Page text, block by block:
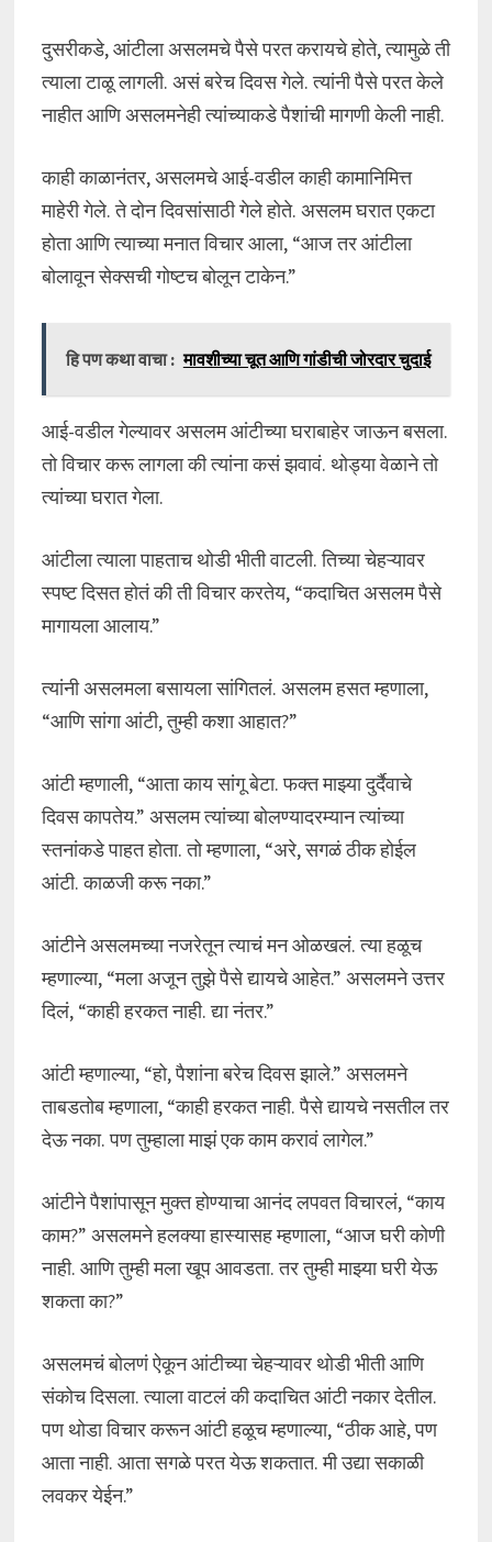
दुसरीकडे, आंटीला असलमचे पैसे परत करायचे होते, त्यामुळे ती
त्याला टाळू लागली. असं बरेच दिवस गेले. त्यांनी पैसे परत केले
नाहीत आणि असलमनेही त्यांच्याकडे पैशांची मागणी केली नाही.
काही काळानंतर, असलमचे आई-वडील काही कामानिमित्त
माहेरी गेले. ते दोन दिवसांसाठी गेले होते. असलम घरात एकटा
होता आणि त्याच्या मनात विचार आला, “आज तर आंटीला
बोलावून सेक्सची गोष्टच बोलून टाकेन.”
हि पण कथा वाचा : मावशीच्या चूत आणि गांडीची जोरदार चुदाई
आई-वडील गेल्यावर असलम आंटीच्या घराबाहेर जाऊन बसला.
तो विचार करू लागला की त्यांना कसं झवावं. थोड्या वेळाने तो
त्यांच्या घरात गेला.
आंटीला त्याला पाहताच थोडी भीती वाटली. तिच्या चेहऱ्यावर
स्पष्ट दिसत होतं की ती विचार करतेय, “कदाचित असलम पैसे
मागायला आलाय.”
त्यांनी असलमला बसायला सांगितलं. असलम हसत म्हणाला,
“आणि सांगा आंटी, तुम्ही कशा आहात?”
आंटी म्हणाली, “आता काय सांगू बेटा. फक्त माझ्या दुर्दैवाचे
दिवस कापतेय.” असलम त्यांच्या बोलण्यादरम्यान त्यांच्या
स्तनांकडे पाहत होता. तो म्हणाला, “अरे, सगळं ठीक होईल
आंटी. काळजी करू नका.”
आंटीने असलमच्या नजरेतून त्याचं मन ओळखलं. त्या हळूच
म्हणाल्या, “मला अजून तुझे पैसे द्यायचे आहेत.” असलमने उत्तर
दिलं, “काही हरकत नाही. द्या नंतर.”
आंटी म्हणाल्या, “हो, पैशांना बरेच दिवस झाले.” असलमने
ताबडतोब म्हणाला, “काही हरकत नाही. पैसे द्यायचे नसतील तर
देऊ नका. पण तुम्हाला माझं एक काम करावं लागेल.”
आंटीने पैशांपासून मुक्त होण्याचा आनंद लपवत विचारलं, “काय
काम?” असलमने हलक्या हास्यासह म्हणाला, “आज घरी कोणी
नाही. आणि तुम्ही मला खूप आवडता. तर तुम्ही माझ्या घरी येऊ
शकता का?”
असलमचं बोलणं ऐकून आंटीच्या चेहऱ्यावर थोडी भीती आणि
संकोच दिसला. त्याला वाटलं की कदाचित आंटी नकार देतील.
पण थोडा विचार करून आंटी हळूच म्हणाल्या, “ठीक आहे, पण
आता नाही. आता सगळे परत येऊ शकतात. मी उद्या सकाळी
लवकर येईन.”